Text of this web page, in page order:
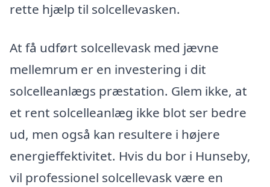
rette hjælp til solcellevasken.
At få udført solcellevask med jævne
mellemrum er en investering i dit
solcelleanlægs præstation. Glem ikke, at
et rent solcelleanlæg ikke blot ser bedre
ud, men også kan resultere i højere
energieffektivitet. Hvis du bor i Hunseby,
vil professionel solcellevask være en